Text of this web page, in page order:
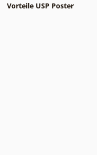
Vorteile USP Poster